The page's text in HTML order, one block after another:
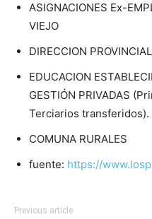
ASIGNACIONES Ex-
VIEJO
DIRECCION
EDUCACION
GESTIÓN PRIVADAS
Terciarios transferidos).
COMUNA RURALES
fuente: https://
Previous article